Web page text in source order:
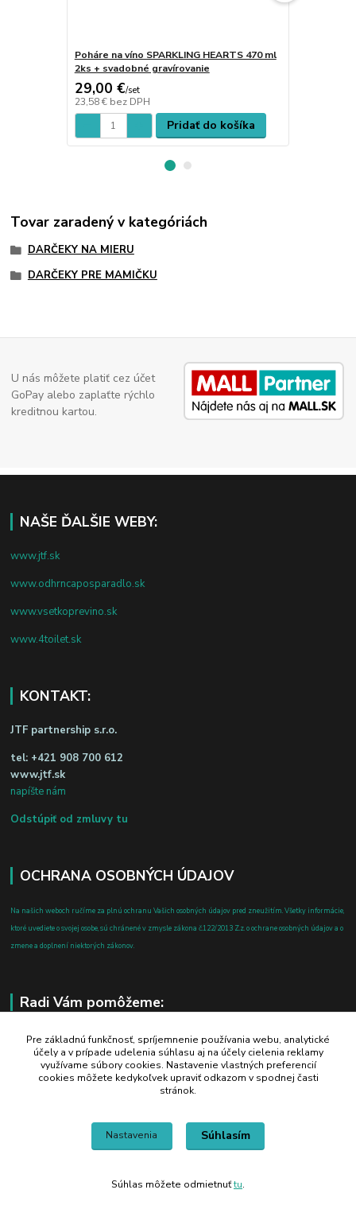
Poháre na víno SPARKLING HEARTS 470 ml
2ks + svadobné gravírovanie
29,00 €/set
23,58 € bez DPH
Pridať do košíka
Tovar zaradený v kategóriách
DARČEKY NA MIERU
DARČEKY PRE MAMIČKU
U nás môžete platiť cez účet
GoPay alebo zaplaťte rýchlo
kreditnou kartou.
NAŠE ĎALŠIE WEBY:
www.jtf.sk
www.odhrncaposparadlo.sk
www.vsetkoprevino.sk
www.4toilet.sk
KONTAKT:
JTF partnership s.r.o.
tel: +421 908 700 612
www.jtf.sk
napíšte nám
Odstúpiť od zmluvy tu
OCHRANA OSOBNÝCH ÚDAJOV
Na našich weboch ručíme za plnú ochranu Vašich osobných údajov pred zneužitím. Všetky informácie,
ktoré uvediete o svojej osobe, sú chránené v zmysle zákona č.122/2013 Z.z. o ochrane osobných údajov a o
zmene a doplnení niektorých zákonov.
Radi Vám pomôžeme:
+421 908 700 612
po-pia: 8.00 - 16.00
business@jtf.sk
Pre základnú funkčnosť, spríjemnenie používania webu, analytické
účely a v prípade udelenia súhlasu aj na účely cielenia reklamy
využívame súbory cookies. Nastavenie vlastných preferencií
cookies môžete kedykoľvek upraviť odkazom v spodnej časti
stránok.
Nastavenia Súhlasím
Súhlas môžete odmietnuťtu.